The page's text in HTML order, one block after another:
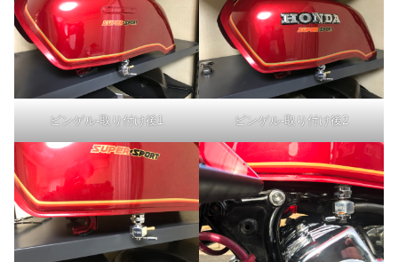
ピンゲル-取り付け後1 ピンゲル-取り付け後2